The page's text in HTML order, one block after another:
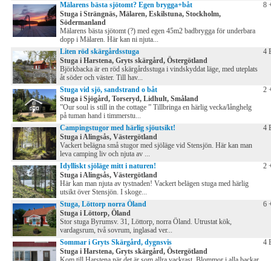
Mälarens bästa sjötomt? Egen brygga+båt
Stuga i Strängnäs, Mälaren, Eskilstuna, Stockholm,
Södermanland
Mälarens bästa sjötomt (?) med egen 45m2 badbrygga för underbara
dopp i Mälaren. Här kan ni njuta...
8
Liten röd skärgårdsstuga
Stuga i Harstena, Gryts skärgård, Östergötland
Björkbacka är en röd skärgårdsstuga i vindskyddat läge, med uteplats
åt söder och väster. Till hav...
4
Stuga vid sjö, sandstrand o båt
Stuga i Sjögård, Torseryd, Lidhult, Småland
”Our soul is still in the cottage ” Tillbringa en härlig vecka/långhelg
på tuman hand i timmerstu...
2
Campingstugor med härlig sjöutsikt!
Stuga i Alingsås, Västergötland
Vackert belägna små stugor med sjöläge vid Stensjön. Här kan man
leva camping liv och njuta av ...
4
Idylliskt sjöläge mitt i naturen!
Stuga i Alingsås, Västergötland
Här kan man njuta av tystnaden! Vackert belägen stuga med härlig
utsikt över Stensjön. I skoge...
2
Stuga, Löttorp norra Öland
Stuga i Löttorp, Öland
Stor stuga Byrumsv. 31, Löttorp, norra Öland. Utrustat kök,
vardagsrum, två sovrum, inglasad ver...
6
Sommar i Gryts Skärgård, dygnsvis
Stuga i Harstena, Gryts skärgård, Östergötland
4